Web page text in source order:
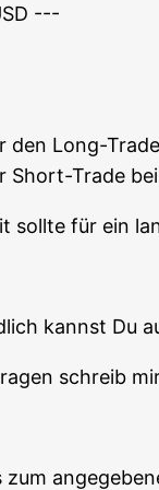
---
den Long-
Short-Trade
soll­te für ein
kannst Du
schreib
zum